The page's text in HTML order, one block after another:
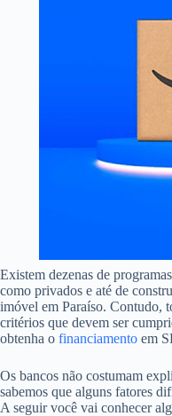
Existem dezenas de
como privados e até de
imóvel em Paraíso. Contudo,
critérios que devem ser
obtenha o financiamento em
Os bancos não costumam
sabemos que alguns fatores
A seguir você vai conhecer